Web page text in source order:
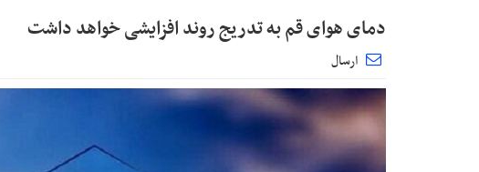
دمای هوای قم به تدریج روند افزایشی خواهد داشت
ارسال